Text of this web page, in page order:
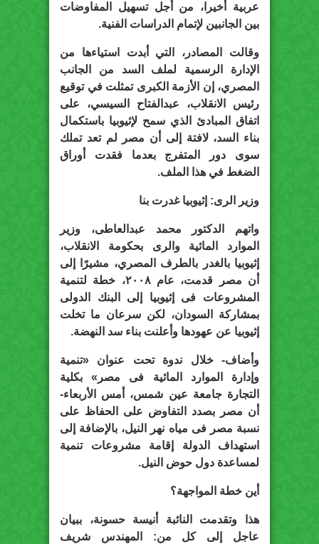
عربية أخيرا، من أجل تسهيل المفاوضات
بين الجانبين لإتمام الدراسات الفنية.
وقالت المصادر، التي أبدت استياءها من
الإدارة الرسمية لملف السد من الجانب
المصري، إن الأزمة الكبرى تمثلت في توقيع
رئيس الانقلاب، عبدالفتاح السيسي، على
اتفاق المبادئ الذي سمح لإثيوبيا باستكمال
بناء السد، لافتة إلى أن مصر لم تعد تملك
سوى دور المتفرج بعدما فقدت أوراق
الضغط في هذا الملف.
وزير الرى: إثيوبيا غدرت بنا
واتهم الدكتور محمد عبدالعاطى، وزير
الموارد المائية والرى بحكومة الانقلاب،
إثيوبيا بالغدر بالطرف المصري، مشيرًا إلى
أن مصر قدمت، عام ٢٠٠٨، خطة لتنمية
المشروعات فى إثيوبيا إلى البنك الدولى
بمشاركة السودان، لكن سرعان ما تخلت
إثيوبيا عن عهودها وأعلنت بناء سد النهضة.
وأضاف- خلال ندوة تحت عنوان «تنمية
وإدارة الموارد المائية فى مصر» بكلية
التجارة جامعة عين شمس، أمس الأربعاء-
أن مصر بصدد التفاوض على الحفاظ على
نسبة مصر فى مياه نهر النيل، بالإضافة إلى
استهداف الدولة إقامة مشروعات تنمية
لمساعدة دول حوض النيل.
أين خطة المواجهة؟
هذا وتقدمت النائبة أنيسة حسونة، ببيان
عاجل إلى كل من: المهندس شريف